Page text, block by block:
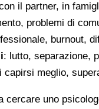
il partner, in
problemi di
burnout,
: lutto, separazione,
capirsi meglio,
cercare uno